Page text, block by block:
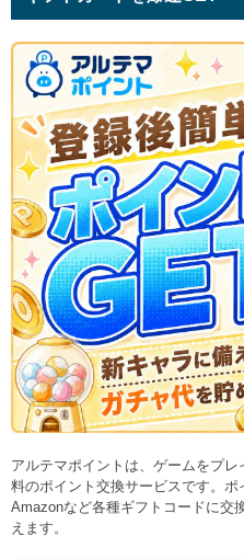
アルテマポイントは、ゲームをプ
料のポイント交換サービスです。ポ
Amazonなど各種ギフトコードに交
えます。